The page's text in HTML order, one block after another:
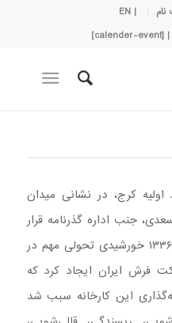
| EN
اولیه کرج، در نشانی میدان
جنب اداره گذرنامه قرار
دارد. آغاز به کار این کارخانه در ۱۳۳۶ خورشیدی تحولی مهم در
فرش ایران ایجاد کرد که
این کارخانه سبب شد